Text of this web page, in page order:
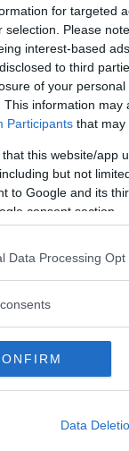
for targeted
selection. Please
interest-based
to third
of your
This information
Participants that may
that this website/app
but not
to Google and its
consent section.
Data Processing Opt
Data
di fronte
stare
ma
vigili del
con la
anche
le emergenze.
artistici e
Non è un
fatica fisica e
svolgendo
alla continua
colei che deve